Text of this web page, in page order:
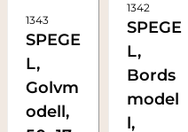
1343
SPEGE
L,
Golvm
odell,
1342
SPEGE
L,
Bords
model
l,